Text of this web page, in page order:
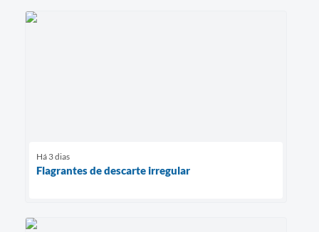
Há 3 dias
Flagrantes de descarte irregular